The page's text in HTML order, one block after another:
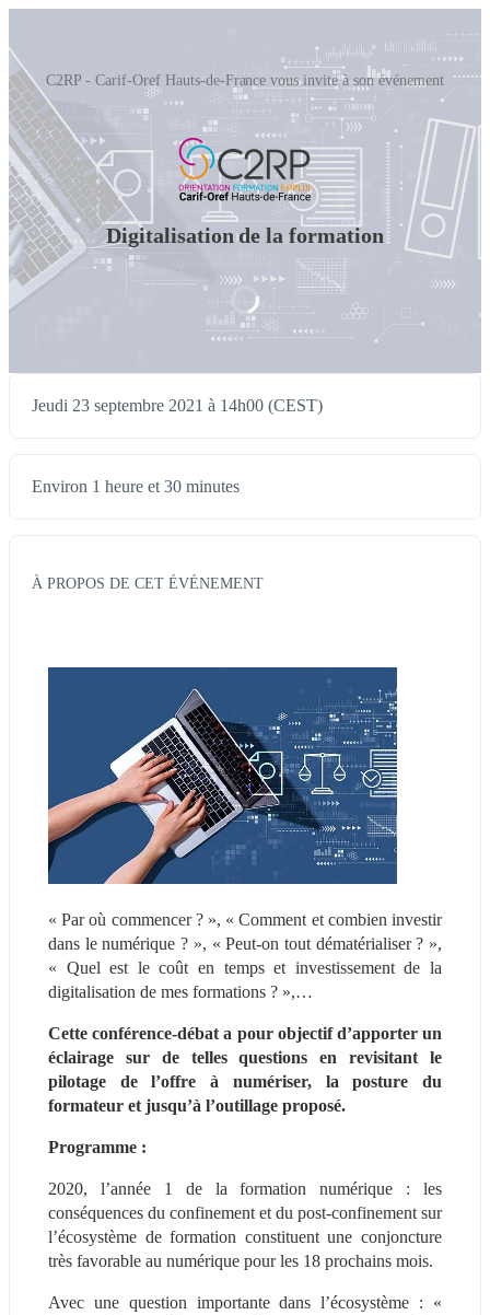
C2RP - Carif-Oref Hauts-de-France vous invite à son événement
Digitalisation de la formation
Jeudi 23 septembre 2021 à 14h00 (CEST)
Environ 1 heure et 30 minutes
À PROPOS DE CET ÉVÉNEMENT
« Par où commencer ? », « Comment et combien investir
dans le numérique ? », « Peut-on tout dématérialiser ? »,
« Quel est le coût en temps et investissement de la
digitalisation de mes formations ? »,…
Cette conférence-débat a pour objectif d’apporter un
éclairage sur de telles questions en revisitant le
pilotage de l’offre à numériser, la posture du
formateur et jusqu’à l’outillage proposé.
Programme :
2020, l’année 1 de la formation numérique : les
conséquences du confinement et du post-confinement sur
l’écosystème de formation constituent une conjoncture
très favorable au numérique pour les 18 prochains mois.
Avec une question importante dans l’écosystème : «